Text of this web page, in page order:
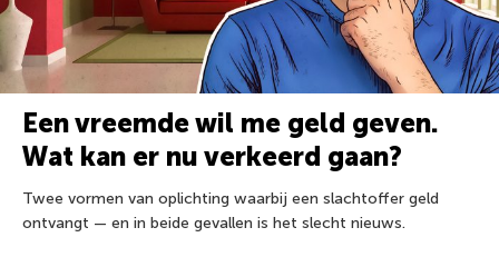
Een vreemde wil me geld geven.
Wat kan er nu verkeerd gaan?
Twee vormen van oplichting waarbij een slachtoffer geld
ontvangt — en in beide gevallen is het slecht nieuws.